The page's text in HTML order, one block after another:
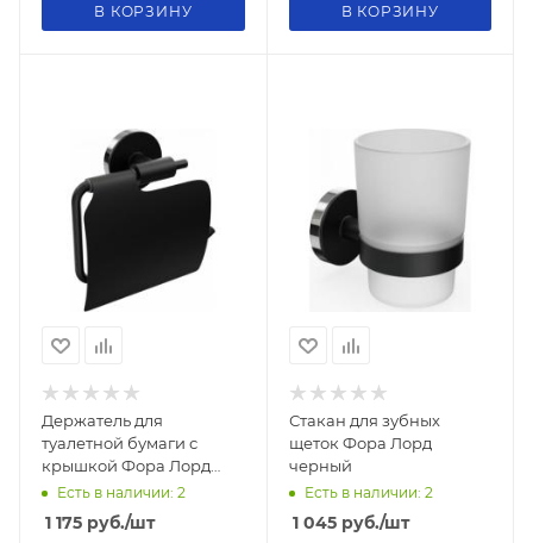
В КОРЗИНУ В КОРЗИНУ
Держатель для
туалетной бумаги с
крышкой Фора Лорд
черный
Есть в наличии: 2
1 175 руб./шт
Стакан для зубных
щеток Фора Лорд
черный
Есть в наличии: 2
1 045руб./шт